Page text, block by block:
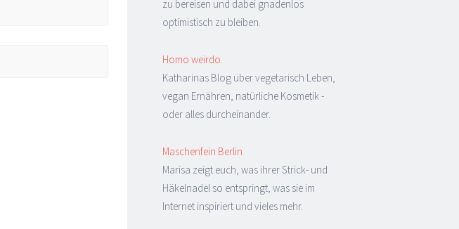
zu bereisen und dabei gnadenlos
optimistisch zu bleiben.
Homo weirdo.
Katharinas Blog über vegetarisch Leben,
vegan Ernähren, natürliche Kosmetik -
oder alles durcheinander.
Maschenfein Berlin
Marisa zeigt euch, was ihrer Strick- und
Häkelnadel so entspringt, was sie im
Internet inspiriert und vieles mehr.